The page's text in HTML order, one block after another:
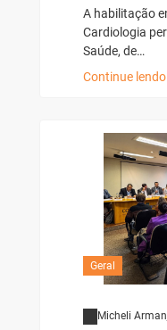
A habilitação
Cardiologia
Saúde, de…
Continue
Geral
Micheli